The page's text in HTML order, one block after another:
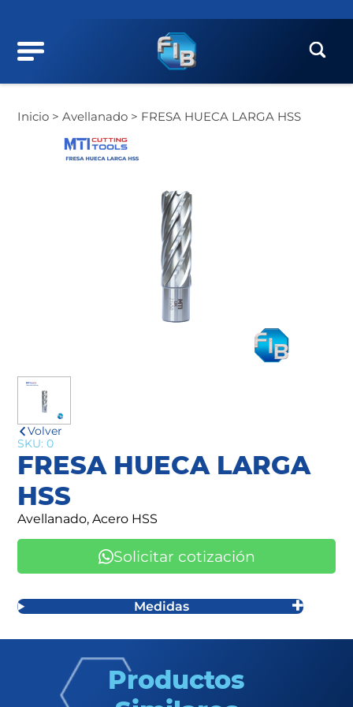
Inicio >Avellanado > FRESA HUECA LARGA HSS
Volver
SKU: 0
FRESA HUECA LARGA
HSS
Avellanado, Acero HSS
Solicitar cotización
Medidas
Productos